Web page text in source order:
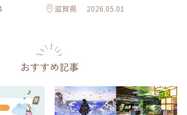
滋賀県 2026.05.01
おすすめ記事